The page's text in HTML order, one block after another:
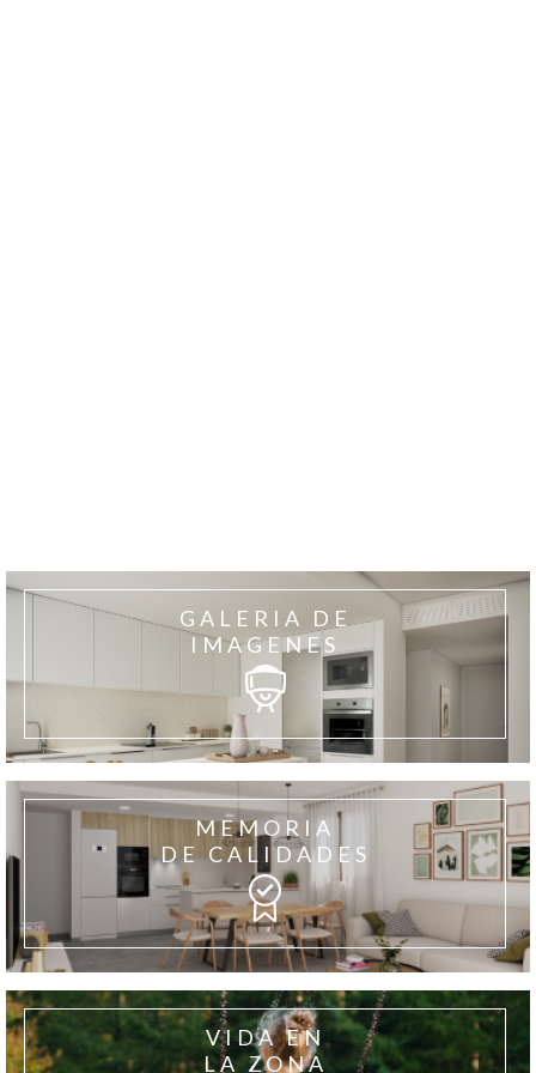
GALERIA DE
IMAGENES
MEMORIA
DE CALIDADES
VIDA EN
LA ZONA